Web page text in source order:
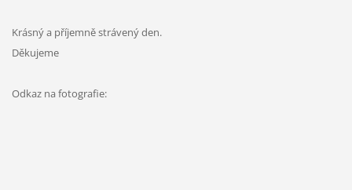
Krásný a příjemně strávený den.
Děkujeme
Odkaz na fotografie: